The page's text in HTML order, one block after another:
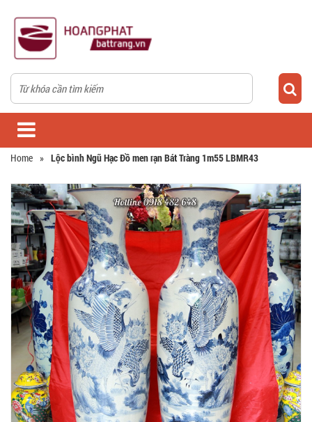
Home » Lộc bình Ngũ Hạc Đồ men rạn Bát Tràng 1m55 LBMR43